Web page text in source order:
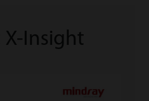
X-Insight